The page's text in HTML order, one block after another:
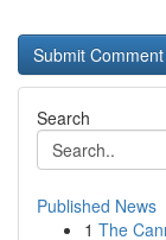
Search
Published News
1 The